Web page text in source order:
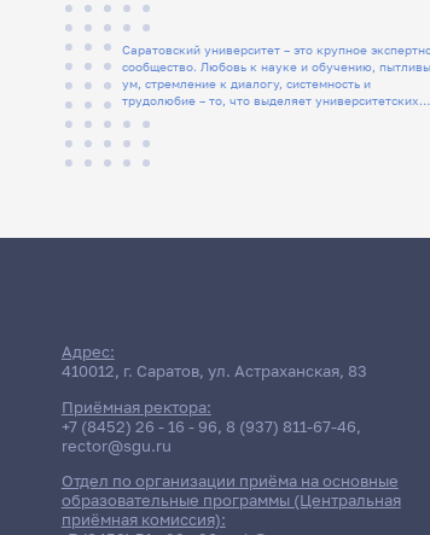
Саратовский университет – это крупное
сообщество. Любовь к науке и обучению,
ум, стремление к диалогу, системность и
трудолюбие – то, что выделяет университетских
Адрес:
410012, г. Саратов, ул. Астраханская, 83
Приёмная ректора:
+7 (8452) 26 - 16 - 96, 8 (937) 811-67-46,
rector@sgu.ru
Отдел по организации приёма на основные
образовательные программы (Центральная
приёмная комиссия):